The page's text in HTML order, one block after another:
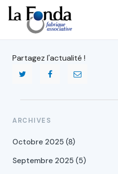
Aller
au
contenu
principal
Partagez l'actualité !
ARCHIVES
Octobre 2025 (8)
Septembre 2025 (5)